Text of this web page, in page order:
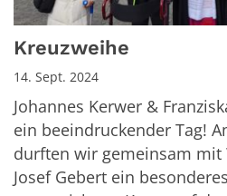
Kreuzweihe
14. Sept. 2024
Johannes Kerwer &
ein beeindruckender Tag!
durften wir gemeinsam mit
Josef Gebert ein